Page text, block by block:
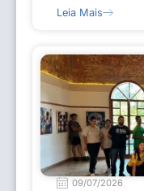
Leia Mais
09/07/2026